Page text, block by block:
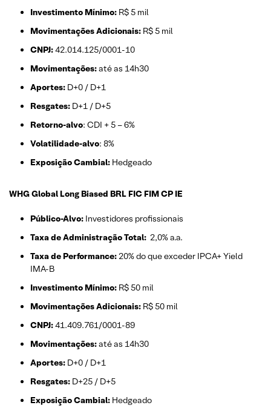
Investimento Mínimo: R$ 5 mil
Movimentações Adicionais: R$ 5 mil
CNPJ:42.014.125/0001-10
Movimentações:até as 14h30
Aportes: D+0 / D+1
Resgates: D+1 / D+5
Retorno-alvo: CDI + 5 – 6%
Volatilidade-alvo: 8%
Exposição Cambial: Hedgeado
WHG Global Long Biased BRL FIC FIM CP IE
Público-Alvo: Investidores profissionais
Taxa de Administração Total: 2,0% a.a.
Taxa de Performance: 20% do que exceder IPCA+ Yield
IMA-B
Investimento Mínimo: R$ 50 mil
Movimentações Adicionais: R$ 50 mil
CNPJ:41.409.761/0001-89
Movimentações:até as 14h30
Aportes: D+0 / D+1
Resgates: D+25 / D+5
Exposição Cambial: Hedgeado